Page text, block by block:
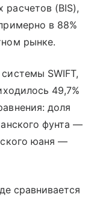
(BIS),
в 88%
рынке.
SWIFT,
49,7%
доля
фунта —
юаня —
сравнивается